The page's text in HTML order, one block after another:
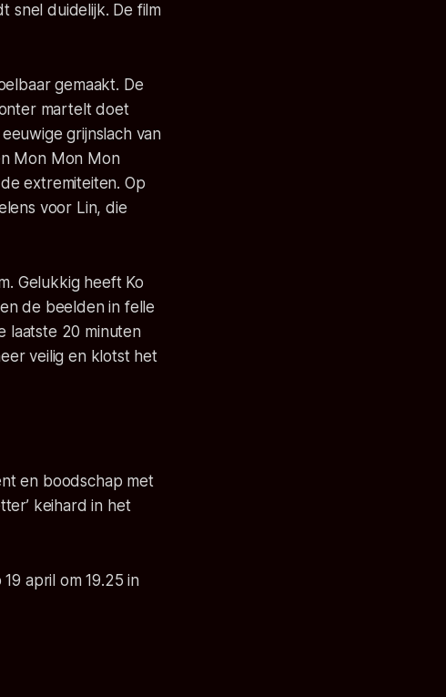
snel duidelijk. De film
gemaakt. De
martelt doet
grijnslach van
Mon Mon Mon
extremiteiten. Op
voor Lin, die
Gelukkig heeft Ko
de beelden in felle
laatste 20 minuten
veilig en klotst het
en boodschap met
keihard in het
april om 19.25 in